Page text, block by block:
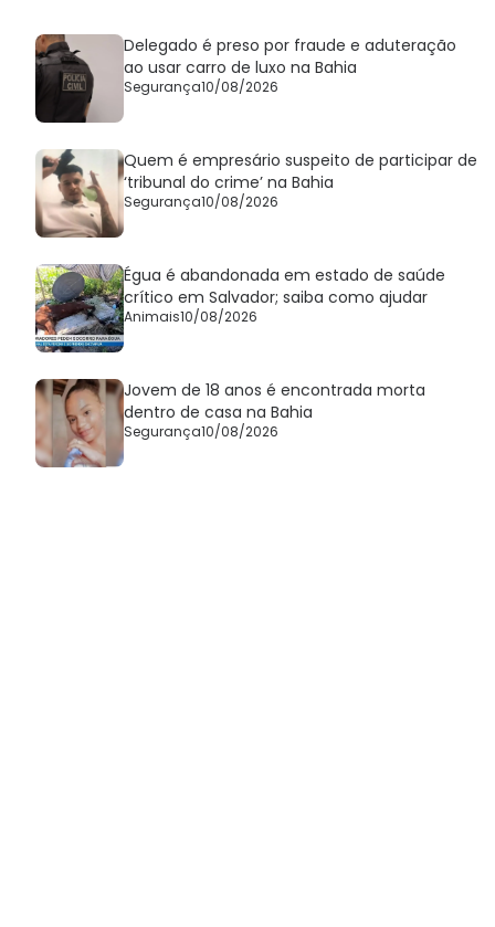
Delegado é preso por fraude e aduteração
ao usar carro de luxo na Bahia
Segurança10/08/2026
Quem é empresário suspeito de participar de
‘tribunal do crime’ na Bahia
Segurança10/08/2026
Égua é abandonada em estado de saúde
crítico em Salvador; saiba como ajudar
Animais10/08/2026
Jovem de 18 anos é encontrada morta
dentro de casa na Bahia
Segurança10/08/2026